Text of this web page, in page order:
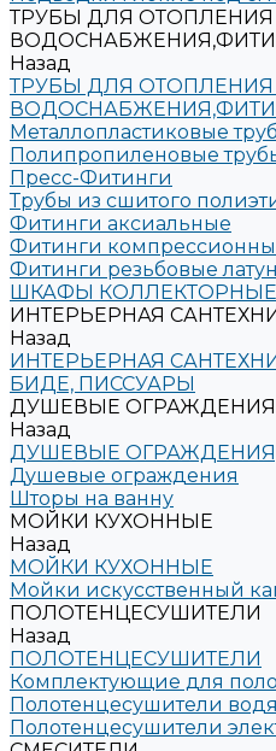
ТРУБЫ ДЛЯ ОТОПЛЕНИЯ
Назад
ТРУБЫ ДЛЯ ОТОПЛЕНИЯ
Металлопластиковые
Полипропиленовые
Пресс-Фитинги
Трубы из сшитого
Фитинги аксиальные
Фитинги
Фитинги резьбовые
ШКАФЫ КОЛЛЕКТОРНЫЕ
ИНТЕРЬЕРНАЯ
Назад
ИНТЕРЬЕРНАЯ
БИДЕ, ПИССУАРЫ
ДУШЕВЫЕ
Назад
ДУШЕВЫЕ
Душевые ограждения
Шторы на ванну
МОЙКИ КУХОННЫЕ
Назад
МОЙКИ КУХОННЫЕ
Мойки искусственный
ПОЛОТЕНЦЕСУШИТЕЛИ
Назад
ПОЛОТЕНЦЕСУШИТЕЛИ
Комплектующие для
Полотенцесушители
Полотенцесушители